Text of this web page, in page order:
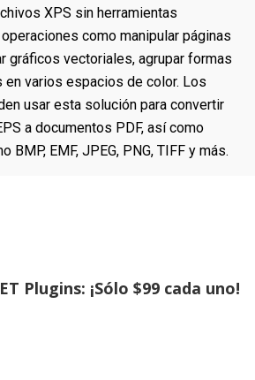
XPS sin herramientas
como manipular páginas
gráficos vectoriales, agrupar formas
varios espacios de color. Los
usar esta solución para convertir
a documentos PDF, así como
BMP, EMF, JPEG, PNG, TIFF y más.
Plugins: ¡Sólo $99 cada uno!